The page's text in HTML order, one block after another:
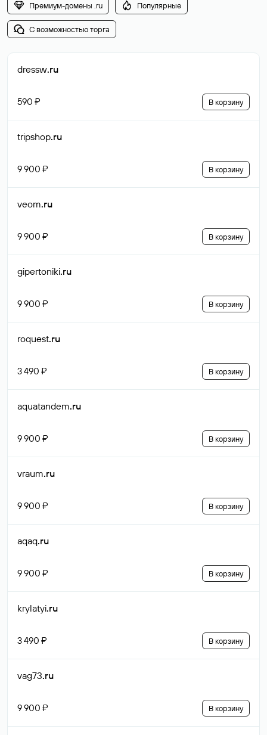
Премиум-домены .ru Популярные
С возможностью торга
dressw.ru
590 ₽ В корзину
tripshop.ru
9 900 ₽ В корзину
veom.ru
9 900 ₽ В корзину
gipertoniki.ru
9 900 ₽ В корзину
roquest.ru
3 490 ₽ В корзину
aquatandem.ru
9 900 ₽ В корзину
vraum.ru
9 900 ₽ В корзину
aqaq.ru
9 900 ₽ В корзину
krylatyi.ru
3 490 ₽ В корзину
vag73.ru
9 900 ₽ В корзину